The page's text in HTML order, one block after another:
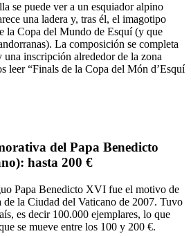
se puede ver a un esquiador alpino
una ladera y, tras él, el imagotipo
la Copa del Mundo de Esquí (y que
La composición se completa
una inscripción alrededor de la zona
leer “Finals de la Copa del Món d’Esquí
del Papa Benedicto
hasta 200 €
Papa Benedicto XVI fue el motivo de
de la Ciudad del Vaticano de 2007. Tuvo
es decir 100.000 ejemplares, lo que
se mueve entre los 100 y 200 €.